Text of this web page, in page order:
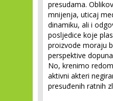
presudama.
mnijenja, uticaj
dinamiku, ali i
posljedice koje
proizvode moraju
perspektive
No, krenimo
aktivni akteri
presuđenih ratnih